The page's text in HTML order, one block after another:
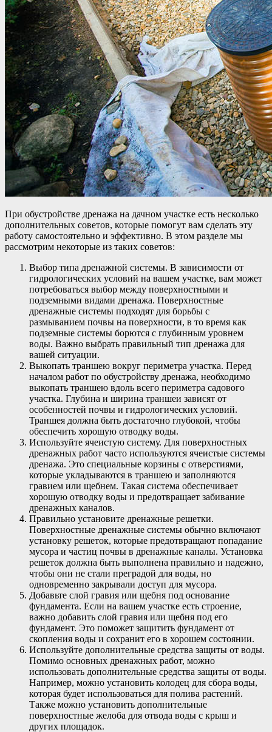
При обустройстве дренажа на дачном участке есть несколько
дополнительных советов, которые помогут вам сделать эту
работу самостоятельно и эффективно. В этом разделе мы
рассмотрим некоторые из таких советов:
Выбор типа дренажной системы. В зависимости от
гидрологических условий на вашем участке, вам может
потребоваться выбор между поверхностными и
подземными видами дренажа. Поверхностные
дренажные системы подходят для борьбы с
размыванием почвы на поверхности, в то время как
подземные системы борются с глубинным уровнем
воды. Важно выбрать правильный тип дренажа для
вашей ситуации.
Выкопать траншею вокруг периметра участка. Перед
началом работ по обустройству дренажа, необходимо
выкопать траншею вдоль всего периметра садового
участка. Глубина и ширина траншеи зависят от
особенностей почвы и гидрологических условий.
Траншея должна быть достаточно глубокой, чтобы
обеспечить хорошую отводку воды.
Используйте ячеистую систему. Для поверхностных
дренажных работ часто используются ячеистые системы
дренажа. Это специальные корзины с отверстиями,
которые укладываются в траншею и заполняются
гравием или щебнем. Такая система обеспечивает
хорошую отводку воды и предотвращает забивание
дренажных каналов.
Правильно установите дренажные решетки.
Поверхностные дренажные системы обычно включают
установку решеток, которые предотвращают попадание
мусора и частиц почвы в дренажные каналы. Установка
решеток должна быть выполнена правильно и надежно,
чтобы они не стали преградой для воды, но
одновременно закрывали доступ для мусора.
Добавьте слой гравия или щебня под основание
фундамента. Если на вашем участке есть строение,
важно добавить слой гравия или щебня под его
фундамент. Это поможет защитить фундамент от
скопления воды и сохранит его в хорошем состоянии.
Используйте дополнительные средства защиты от воды.
Помимо основных дренажных работ, можно
использовать дополнительные средства защиты от воды.
Например, можно установить колодец для сбора воды,
которая будет использоваться для полива растений.
Также можно установить дополнительные
поверхностные желоба для отвода воды с крыш и
других площадок.